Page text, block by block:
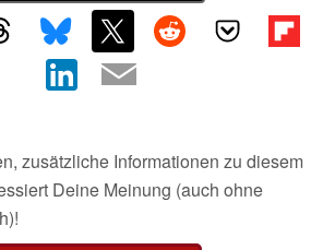
zusätzliche Informationen zu diesem
Deine Meinung (auch ohne